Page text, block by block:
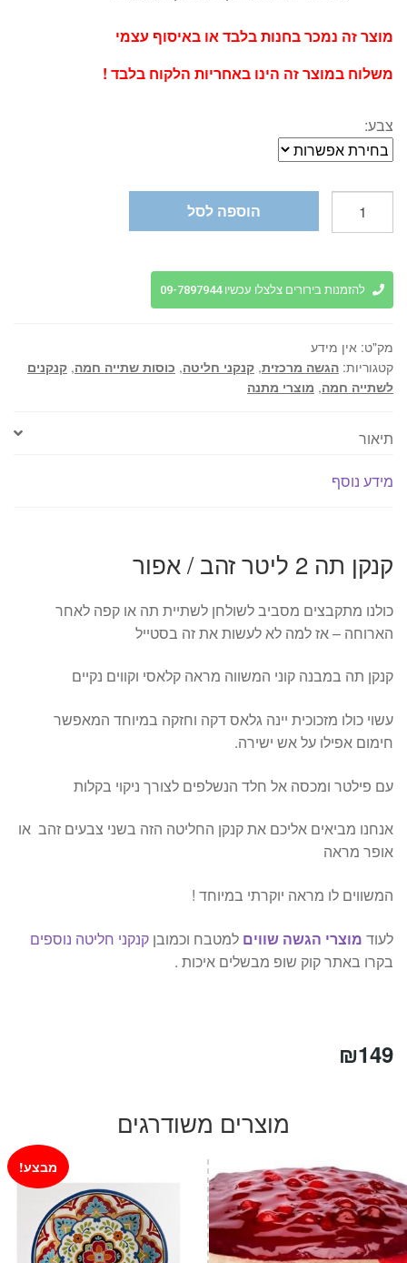
מוצר זה נמכר בחנות בלבד או באיסוף עצמי
משלוח במוצר זה הינו באחריות הלקוח בלבד !
צבע:
תה
ליטר
/
אפור
הוספה לסל
להזמנות בירורים צלצלו עכשיו 09-7897944
מק"ט: אין מידע
קטגוריות: הגשה מרכזית, קנקני חליטה, כוסות שתייה חמה, קנקנים
לשתייה חמה, מוצרי מתנה
תיאור
מידע נוסף
קנקן תה 2 ליטר זהב / אפור
כולנו מתקבצים מסביב לשולחן לשתיית תה או קפה לאחר
הארוחה – אז למה לא לעשות את זה בסטייל
קנקן תה במבנה קוני המשווה מראה קלאסי וקווים נקיים
עשוי כולו מזכוכית יינה גלאס דקה וחזקה במיוחד המאפשר
חימום אפילו על אש ישירה.
עם פילטר ומכסה אל חלד הנשלפים לצורך ניקוי בקלות
אנחנו מביאים אליכם את קנקן החליטה הזה בשני צבעים זהב או
אופר מראה
המשווים לו מראה יוקרתי במיוחד !
לעוד מוצרי הגשה שווים למטבח וכמובן קנקני חליטה נוספים
בקרו באתר קוק שופ מבשלים איכות .
₪149
מוצרים משודרגים
מבצע!